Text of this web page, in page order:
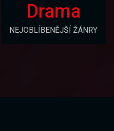
Drama
NEJOBLÍBENĚJŠÍ ŽÁNRY